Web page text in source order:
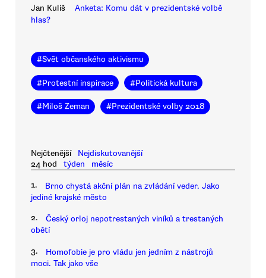
Jan Kuliš
Anketa: Komu dát v prezidentské volbě
hlas?
#Svět občanského aktivismu
#Protestní inspirace #Politická kultura
#Miloš Zeman #Prezidentské volby 2018
Nejčtenější
Nejdiskutovanější
24 hod
týden měsíc
1.
Brno chystá akční plán na zvládání veder. Jako
jediné krajské město
2.
Český orloj nepotrestaných viníků a trestaných
obětí
3.
Homofobie je pro vládu jen jedním z nástrojů
moci. Tak jako vše